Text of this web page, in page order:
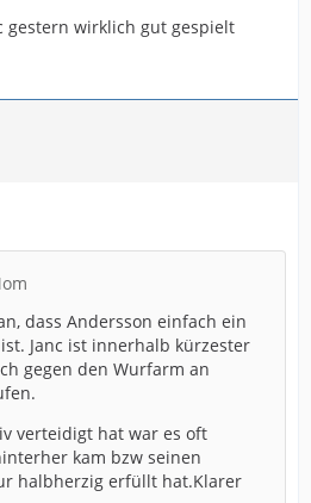
gestern wirklich gut gespielt
dass Andersson einfach ein
Janc ist innerhalb kürzester
gegen den Wurfarm an
verteidigt hat war es oft
kam bzw seinen
halbherzig erfüllt hat.Klarer